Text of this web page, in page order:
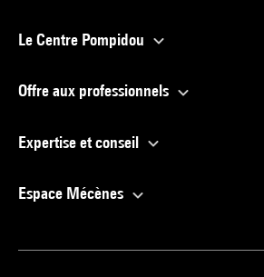
Le Centre Pompidou
Offre aux professionnels
Expertise et conseil
Espace Mécènes